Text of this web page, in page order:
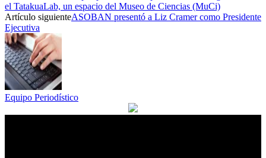
el TatakuaLab, un espacio del Museo de Ciencias (MuCi)
Artículo siguienteASOBAN presentó a Liz Cramer como Presidente
Ejecutiva
Equipo Periodístico